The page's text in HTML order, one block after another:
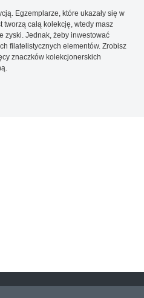
Egzemplarze, które ukazały się w
całą kolekcję, wtedy masz
zyski. Jednak, żeby inwestować
filatelistycznych elementów. Zrobisz
znaczków kolekcjonerskich